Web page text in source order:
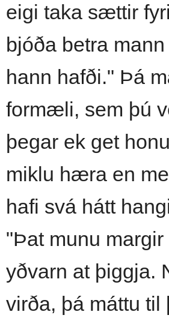
eigi taka sættir
bjóða betra
hann hafði." Þá
formæli, sem þú
þegar ek get
miklu hæra en
hafi svá hátt
"Þat munu
yðvarn at þiggja.
virða, þá máttu